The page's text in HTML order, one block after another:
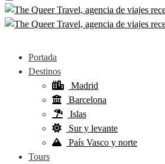
Toggle navigation
Portada
Destinos
Madrid
Barcelona
Islas
Sur y levante
País Vasco y norte
Tours